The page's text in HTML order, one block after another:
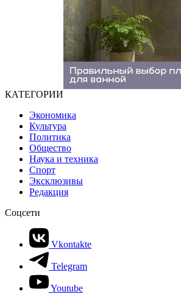
КАТЕГОРИИ
Экономика
Культура
Политика
Общество
Наука и техника
Спорт
Эксклюзивы
Редакция
Соцсети
Vkontakte
Telegram
Youtube